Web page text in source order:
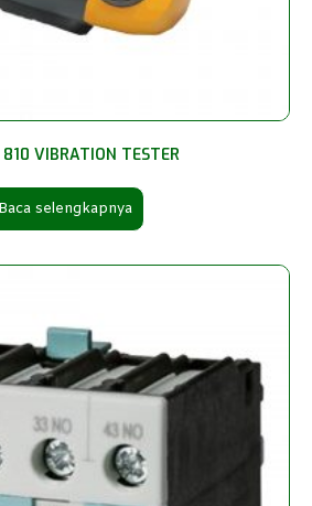
810 VIBRATION TESTER
Baca selengkapnya